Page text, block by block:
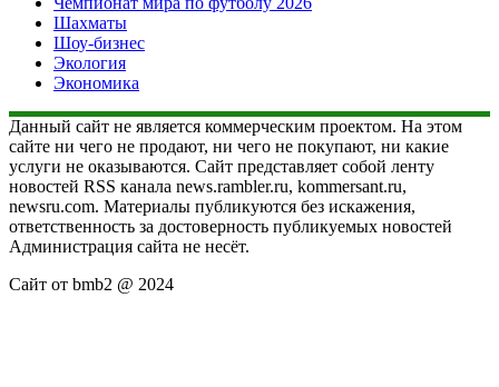
Шахматы
Шоу-бизнес
Экология
Экономика
Данный сайт не является коммерческим проектом. На этом
сайте ни чего не продают, ни чего не покупают, ни какие
услуги не оказываются. Сайт представляет собой ленту
новостей RSS канала news.rambler.ru, kommersant.ru,
newsru.com. Материалы публикуются без искажения,
ответственность за достоверность публикуемых новостей
Администрация сайта не несёт.
Сайт от bmb2 @ 2024